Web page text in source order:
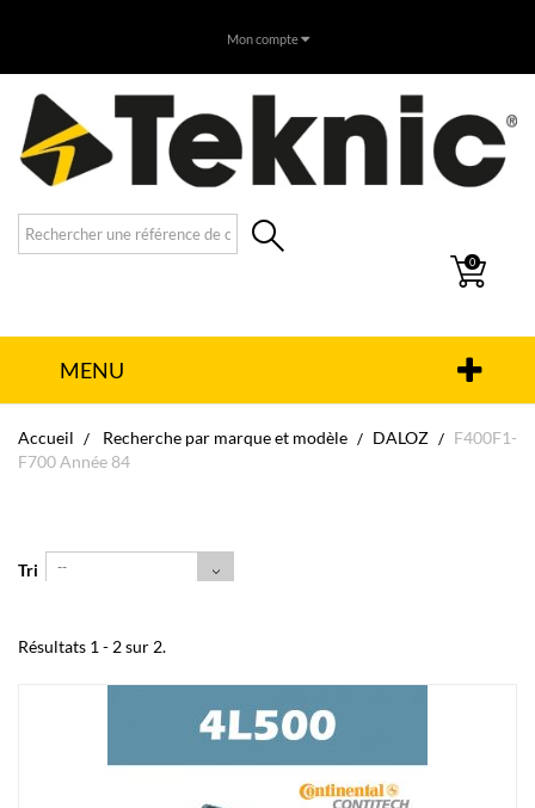
Mon compte
0
MENU
Accueil Recherche par marque et modèle DALOZ
F400F1-
F700 Année 84
Tri --
Résultats 1 - 2 sur 2.